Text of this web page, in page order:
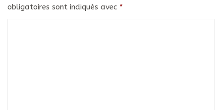
obligatoires sont indiqués avec *